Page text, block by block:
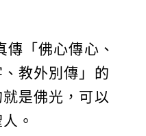
傳「佛心傳心、
教外別傳」的
是佛光，可以
。